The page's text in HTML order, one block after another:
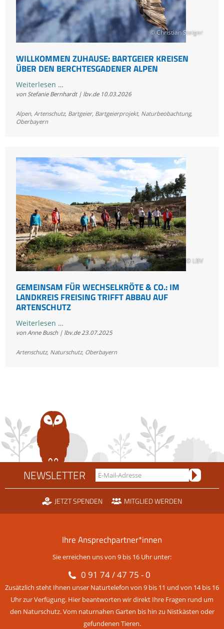
© Christian Steiger
WILLKOMMEN ZUHAUSE: BARTGEIER KREISEN
ÜBER DEN BERCHTESGADENER ALPEN
Weiterlesen …Willkommen
zuhause:
kreisen
Berchtesgadener
Alpen
von Stefanie Bernhardt | lbv.de 10.03.2026
Alpen, Artenschutz, Bartgeier, Bartgeierprojekt, Naturbeobachtung,
Oberbayern
© LBV
GEMEINSAM FÜR WECHSELKRÖTE & CO.: IM
LANDKREIS FREISING TRIFFT ABBAU AUF
ARTENSCHUTZ
Weiterlesen …
für
trifft
Abbau
auf
Artenschutz
von Anne Busch | lbv.de 23.07.2025
Artenschutz, Naturschutz, Oberbayern
NEWSLETTER
JETZT SPENDEN MITGLIED WERDEN
Ihre Ansprechpartner*innen
Sie erreichen uns von 9 bis 16 Uhr unter:
0 91 74 / 47 75 - 0
Zusätzlich steht Ihnen unser Naturtelefon von 9 bis 11 und von 14 bis 16
Uhr zur Verfügung. Hier beantworten wir direkt Ihre Fragen rund um
den Naturschutz. Vom naturnahen Garten bis hin zu Nistkästen oder
gefundenen Tieren.